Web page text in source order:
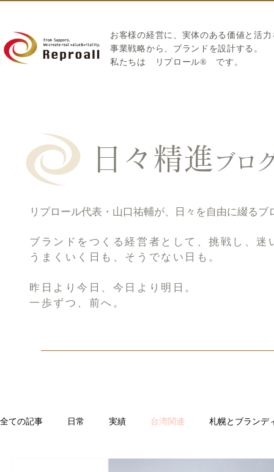
お客様の経営に、実体のある価値と活
​事業戦略から、ブランドを設計する。
私たちは
リプロール® です。
日々精進 ブロ
リプロール代表・山口祐輔が、日々を自由に綴るブ
ブランドをつくる経営者として、挑戦し、迷
うまくいく日も、そうでない日も。
昨日より今日、今日より明日。
一歩ずつ、前へ。
全ての記事 日常 実績 台湾関連 札幌とブランデ